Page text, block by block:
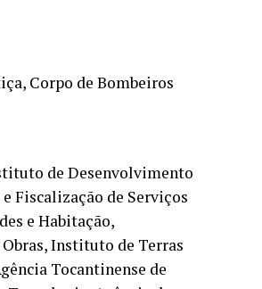
Corpo de Bombeiros
de Desenvolvimento
Fiscalização de Serviços
e Habitação,
Instituto de Terras
Tocantinense de